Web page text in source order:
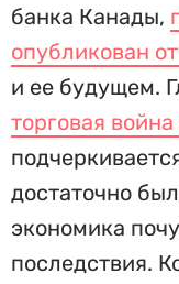
банка Канады,
опубликован
и ее будущем.
торговая
достаточно
экономика
последствия.